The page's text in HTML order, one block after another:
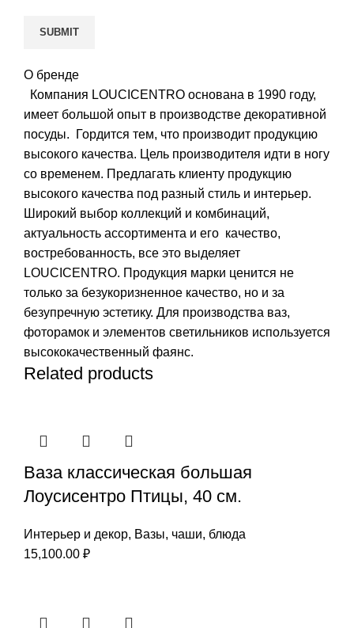
О бренде
Компания LOUCICENTRO основана в 1990 году,
имеет большой опыт в производстве декоративной
посуды. Гордится тем, что производит продукцию
высокого качества. Цель производителя идти в ногу
со временем. Предлагать клиенту продукцию
высокого качества под разный стиль и интерьер.
Широкий выбор коллекций и комбинаций,
актуальность ассортимента и его качество,
востребованность, все это выделяет
LOUCICENTRO. Продукция марки ценится не
только за безукоризненное качество, но и за
безупречную эстетику. Для производства ваз,
фоторамок и элементов светильников используется
высококачественный фаянс.
Related products
Ваза классическая большая
Лоусисентро Птицы, 40 см.
Интерьер и декор, Вазы, чаши, блюда
15,100.00 ₽